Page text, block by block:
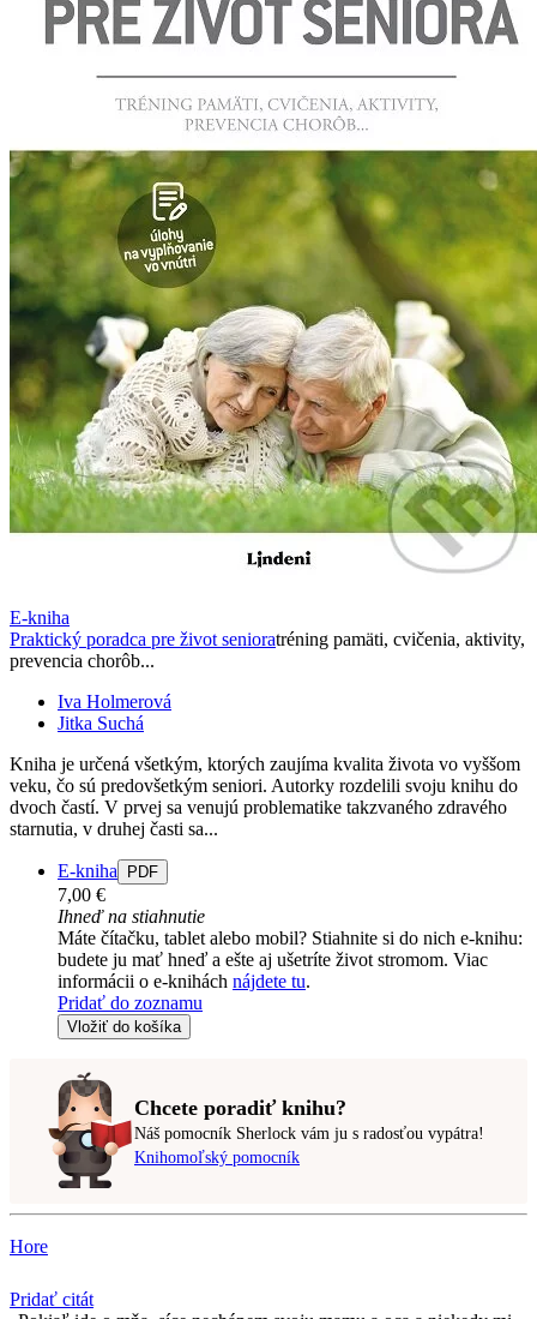
E-kniha
Praktický poradca pre život senioratréning pamäti, cvičenia, aktivity,
prevencia chorôb...
Iva Holmerová
Jitka Suchá
Kniha je určená všetkým, ktorých zaujíma kvalita života vo vyššom
veku, čo sú predovšetkým seniori. Autorky rozdelili svoju knihu do
dvoch častí. V prvej sa venujú problematike takzvaného zdravého
starnutia, v druhej časti sa...
E-kniha PDF
7,00 €
Ihneď na stiahnutie
Máte čítačku, tablet alebo mobil? Stiahnite si do nich e-knihu:
budete ju mať hneď a ešte aj ušetríte život stromom. Viac
informácii o e-knihách nájdete tu.
Pridať do zoznamu
Vložiť do košíka
Chcete poradiť knihu?
Náš pomocník Sherlock vám ju s radosťou vypátra!
Knihomoľský pomocník
Hore
Pridať citát